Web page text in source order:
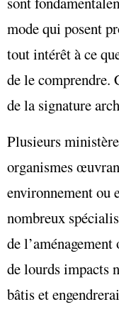
mode qui posent
tout intérêt à ce
de le comprendre.
de la signature
Plusieurs
organismes
environnement ou
nombreux
de
de lourds impacts
bâtis et